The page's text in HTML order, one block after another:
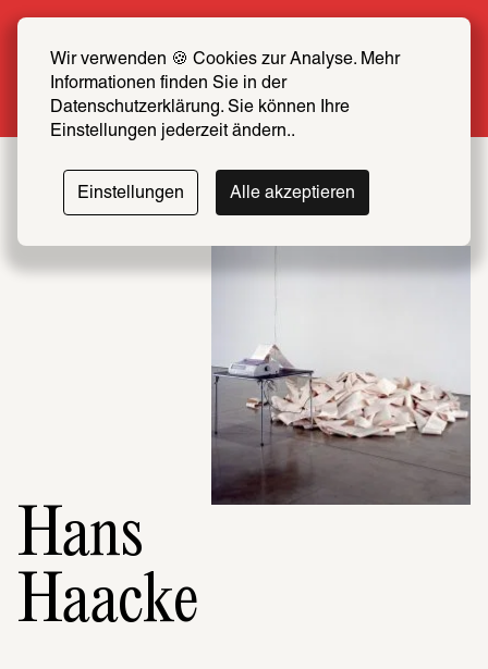
Wir verwenden 🍪 Cookies zur Analyse. Mehr
Informationen finden Sie in der
Datenschutzerklärung. Sie können Ihre
Einstellungen jederzeit ändern..
Einstellungen Alle akzeptieren
SCHIRN FREUND*IN werden
Mehr erfahren
Hans
Haacke